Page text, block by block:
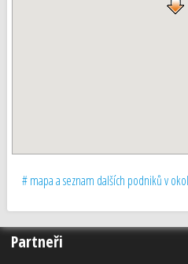
# mapa a seznam dalších podniků v
Partneři